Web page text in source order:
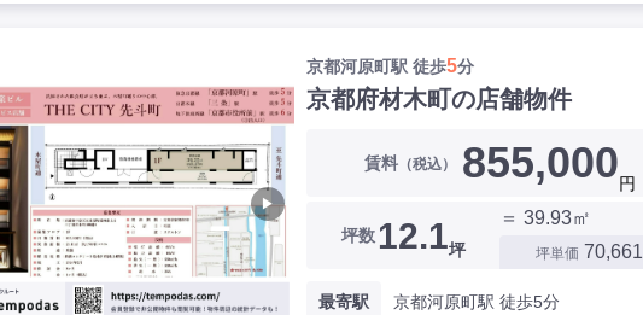
▶
京都河原町駅 徒歩5分
京都府材木町の店舗物件
賃料（税込） 855,000円
坪数 12.1坪
＝ 39.93㎡
坪単価 70,661
最寄駅 京都河原町駅 徒歩5分